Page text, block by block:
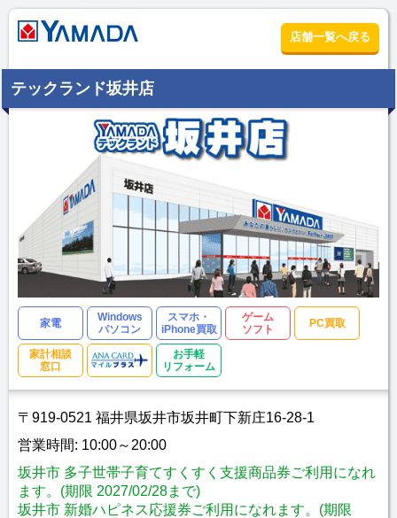
店舗一覧へ戻る
テックランド坂井店
家電
Windows
パソコン
スマホ・
iPhone買取
ゲーム
ソフト
PC買取
家計相談
窓口
お手軽
リフォーム
〒919-0521 福井県坂井市坂井町下新庄16-28-1
営業時間: 10:00～20:00
坂井市 多子世帯子育てすくすく支援商品券ご利用になれ
ます。(期限 2027/02/28まで)
坂井市 新婚ハピネス応援券ご利用になれます。(期限